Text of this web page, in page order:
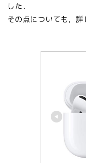
した．
その点についても，詳